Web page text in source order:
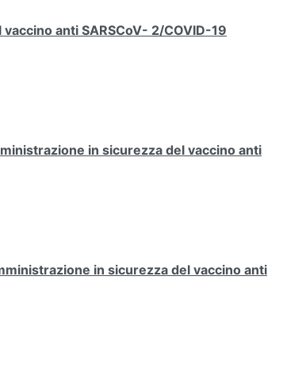
anti SARSCoV- 2/COVID-19
in sicurezza del vaccino anti
in sicurezza del vaccino anti